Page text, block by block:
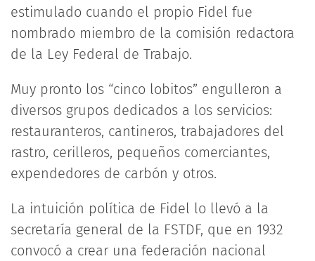
estimulado cuando el propio Fidel fue
nombrado miembro de la comisión redactora
de la Ley Federal de Trabajo.
Muy pronto los “cinco lobitos” engulleron a
diversos grupos dedicados a los servicios:
restauranteros, cantineros, trabajadores del
rastro, cerilleros, pequeños comerciantes,
expendedores de carbón y otros.
La intuición política de Fidel lo llevó a la
secretaría general de la FSTDF, que en 1932
convocó a crear una federación nacional